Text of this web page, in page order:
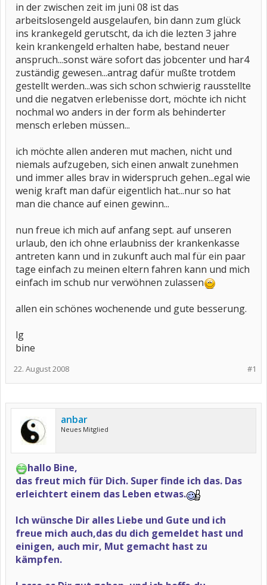
in der zwischen zeit im juni 08 ist das
arbeitslosengeld ausgelaufen, bin dann zum glück
ins krankegeld gerutscht, da ich die lezten 3 jahre
kein krankengeld erhalten habe, bestand neuer
anspruch...sonst wäre sofort das jobcenter und har4
zuständig gewesen...antrag dafür mußte trotdem
gestellt werden...was sich schon schwierig rausstellte
und die negatven erlebenisse dort, möchte ich nicht
nochmal wo anders in der form als behinderter
mensch erleben müssen...
ich möchte allen anderen mut machen, nicht und
niemals aufzugeben, sich einen anwalt zunehmen
und immer alles brav in widerspruch gehen...egal wie
wenig kraft man dafür eigentlich hat...nur so hat
man die chance auf einen gewinn...
nun freue ich mich auf anfang sept. auf unseren
urlaub, den ich ohne erlaubniss der krankenkasse
antreten kann und in zukunft auch mal für ein paar
tage einfach zu meinen eltern fahren kann und mich
einfach im schub nur verwöhnen zulassen
allen ein schönes wochenende und gute besserung.
lg
bine
#1
22. August 2008
anbar
Neues Mitglied
hallo Bine,
das freut mich für Dich. Super finde ich das. Das
erleichtert einem das Leben etwas.
Ich wünsche Dir alles Liebe und Gute und ich
freue mich auch,das du dich gemeldet hast und
einigen, auch mir, Mut gemacht hast zu
kämpfen.